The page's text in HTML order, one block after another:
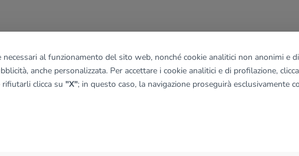
al funzionamento del sito web, nonché cookie analitici non anonimi e
anche personalizzata. Per accettare i cookie analitici e di profilazione,
clicca su "X"; in questo caso, la navigazione proseguirà esclusivamente